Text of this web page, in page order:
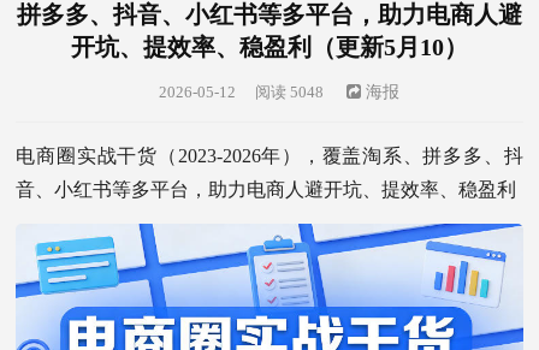
拼多多、抖音、小红书等多平台，助力电商人避
开坑、提效率、稳盈利（更新5月10）
2026-05-12 阅读 5048 海报
电商圈实战干货（2023-2026年），覆盖淘系、拼多多、抖
音、小红书等多平台，助力电商人避开坑、提效率、稳盈利